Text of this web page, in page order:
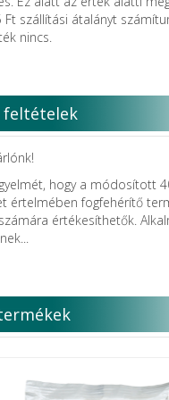
Sirona
AB
PHILIPS
S.r.l.
Dentistry Products GmbH
AG
szállítási átalányt
nincs.
feltételek
hogy a módosított
értelmében fogfehérítő
értékesíthetők.